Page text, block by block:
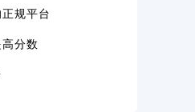
规平台
分数